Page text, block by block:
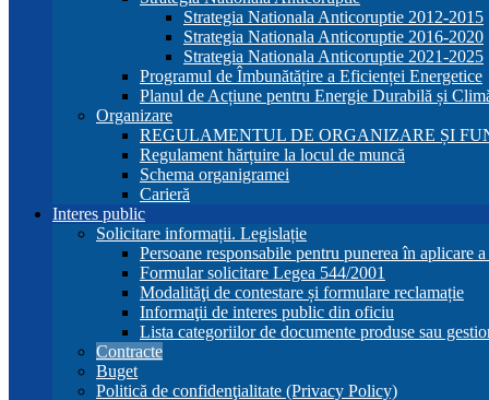
Strategia Nationala Anticoruptie 2012-2015
Strategia Nationala Anticoruptie 2016-2020
Strategia Nationala Anticoruptie 2021-2025
Programul de Îmbunătățire a Eficienței Energetice
Planul de Acțiune pentru Energie Durabilă și
Organizare
REGULAMENTUL DE ORGANIZARE ȘI
Regulament hărțuire la locul de muncă
Schema organigramei
Carieră
Interes public
Solicitare informații. Legislație
Persoane responsabile pentru punerea în aplicare
Formular solicitare Legea 544/2001
Modalităţi de contestare și formulare reclamație
Informaţii de interes public din oficiu
Lista categoriilor de documente produse sau
Contracte
Buget
Politică de confidenţialitate (Privacy Policy)